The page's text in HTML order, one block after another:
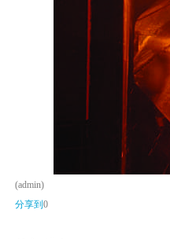
(admin)
分享到 0